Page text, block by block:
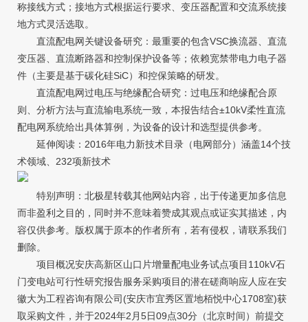
称接线方式；接地方式根据运行要求、变压器配置和交流系统接
地方式灵活选取。
直流配电网关键设备研究：最重要的包含VSC换流器、直流
变压器、直流断路器和控制保护设备等；依赖宽禁带电力电子器
件（主要是基于碳化硅SiC）和控保策略的研发。
直流配电网过电压与绝缘配合研究：过电压和绝缘配合原
则、分析方法与直流输电系统一致，本报告结合±10kV柔性直流
配电网系统给出具体算例，为设备的设计和选型提供参考。
延伸阅读：2016年电力新技术目录（电网部分）涵盖14个技
术领域、232项新技术
特别声明：北极星转载其他网站内容，出于传递更加多信息
而非盈利之目的，同时并不意味着赞成其观点或证实其描述，内
容仅供参考。版权属于原本的作者所有，若有侵权，请联系我们
删除。
项目概况安庆高新区山口片增量配电业务试点项目110kV石
门变电站可行性研究报告服务采购项目的潜在磋商响应人应在安
徽大为工程咨询有限公司(安庆市宜秀区置地栢悦中心1708室)获
取采购文件，并于2024年2月5日09点30分（北京时间）前提交